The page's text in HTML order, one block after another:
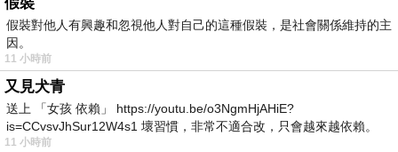
假裝對他人有興趣和忽視他人對自己的這種假裝，是社會關係維持的主
因。
11 小時前
又見犬青
送上 「女孩 依賴」 https://youtu.be/o3NgmHjAHiE?
is=CCvsvJhSur12W4s1 壞習慣，非常不適合改，只會越來越依賴。
我害怕的
11 小時前